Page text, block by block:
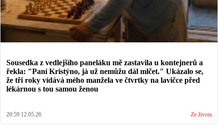
Sousedka z vedlejšího paneláku mě zastavila u kontejnerů a
řekla: "Paní Kristýno, já už nemůžu dál mlčet." Ukázalo se,
že tři roky vídává mého manžela ve čtvrtky na lavičce před
lékárnou s tou samou ženou
20:59 12.05.26 Ze života